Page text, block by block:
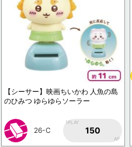
【シーサー】映画ちいかわ 人魚の島
のひみつ ゆらゆらソーラー
26-C
1PLAY
150
AP